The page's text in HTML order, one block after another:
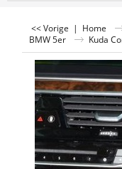
<< Vorige | Home
BMW 5er
Kuda